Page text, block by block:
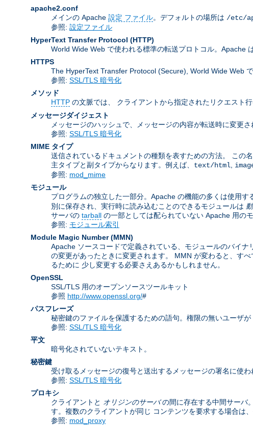
apache2.conf
メインの Apache 設定 ファイル。デフォルトの場所は /etc/
参照: 設定ファイル
HyperText Transfer Protocol (HTTP)
World Wide Web で使われる標準の転送プロトコル。Apache
HTTPS
The HyperText Transfer Protocol (Secure), World Wide Web
参照: SSL/TLS 暗号化
メソッド
HTTP の文脈では、 クライアントから指定されたリクエスト
メッセージダイジェスト
メッセージのハッシュで、メッセージの内容が転送時に変更さ
参照: SSL/TLS 暗号化
MIME タイプ
送信されているドキュメントの種類を表すための方法。 この
主タイプと副タイプからなります。例えば、 text/html
参照: mod_mime
モジュール
プログラムの独立した一部分。Apache の機能の多くは使用
別に保存され、実行時に読み込むことのできるモジュールは
サーバの tarball の一部としては配られていない Apache 用の
参照: モジュール索引
Module Magic Number(MMN)
Apache ソースコードで定義されている、モジュールのバイ
の変更があったときに変更されます。 MMN が変わると、す
るために 少し変更する必要さえあるかもしれません。
OpenSSL
SSL/TLS 用のオープンソースツールキット
参照 http://www.openssl.org/#
パスフレーズ
秘密鍵のファイルを保護するための語句。権限の無いユーザ
参照: SSL/TLS 暗号化
平文
暗号化されていないテキスト。
秘密鍵
受け取るメッセージの復号と送出するメッセージの署名に使わ
参照: SSL/TLS 暗号化
プロキシ
クライアントと オリジンのサーバの間に存在する中間サーバ
す。複数のクライアントが同じ コンテンツを要求する場合は
参照: mod_proxy